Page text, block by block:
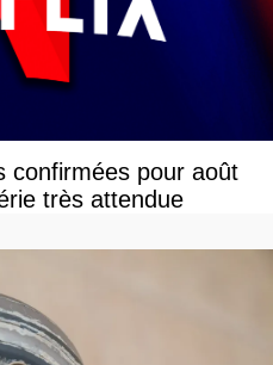
confirmées pour août
très attendue